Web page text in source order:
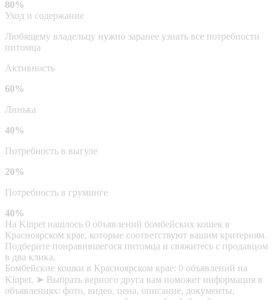
80%
Уход и содержание
Любящему владельцу нужно заранее узнать все потребности
питомца
Активность
60%
Линька
40%
Потребность в выгуле
20%
Потребность в груминге
40%
На Kinpet нашлось 0 объявлений бомбейских кошек в
Красноярском крае, которые соответствуют вашим критериям.
Подберите понравившегося питомца и свяжитесь с продавцом
в два клика.
Бомбейские кошки в Красноярском крае: 0 объявлений на
Kinpet. ➤ Выбрать верного друга вам поможет информация в
объявлениях: фото, видео, цена, описание, документы,